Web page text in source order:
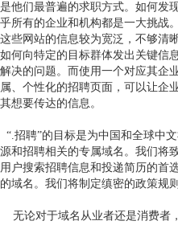
是他们最普遍的求职方式。如何发
乎所有的企业和机构都是一大挑战
这些网站的信息较为宽泛，不够清
如何向特定的目标群体发出关键信
解决的问题。而使用一个对应其企
属、个性化的招聘页面，可以让企
其想要传达的信息。
“.招聘”的目标是为中国和全球中
源和招聘相关的专属域名。我们将
用户搜索招聘信息和投递简历的首
的域名。我们将制定缜密的政策规
无论对于域名从业者还是消费者